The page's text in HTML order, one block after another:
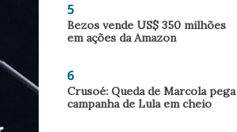
5
Bezos vende US$ 350 milhões
em ações da Amazon
6
Crusoé: Queda de Marcola pega
campanha de Lula em cheio